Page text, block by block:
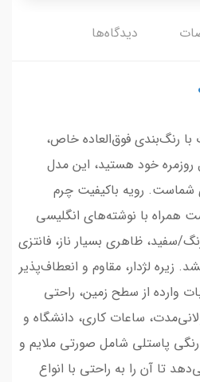
دیدگاه‌ها
با رنگ‌بندی فوق‌العاده خاص،
روزمره خود هستید، این مدل
شماست. رویه باکیفیت چرم
همراه با نوشته‌های انگلیسی
سفید، ظاهری بسیار ناز، فانتزی
لژدار، مقاوم و انعطاف‌پذیر
وارده از سطح زمین، راحتی
ساعات کاری، دانشگاه و
پاستلی شامل صورتی ملایم و
تا آن را به راحتی با انواع